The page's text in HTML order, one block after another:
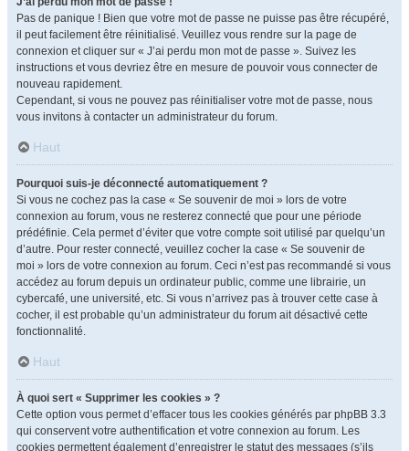
Pas de panique ! Bien que votre mot de passe ne puisse pas être récupéré,
il peut facilement être réinitialisé. Veuillez vous rendre sur la page de
connexion et cliquer sur « J’ai perdu mon mot de passe ». Suivez les
instructions et vous devriez être en mesure de pouvoir vous connecter de
nouveau rapidement.
Cependant, si vous ne pouvez pas réinitialiser votre mot de passe, nous
vous invitons à contacter un administrateur du forum.
Haut
Pourquoi suis-je déconnecté automatiquement ?
Si vous ne cochez pas la case « Se souvenir de moi » lors de votre
connexion au forum, vous ne resterez connecté que pour une période
prédéfinie. Cela permet d’éviter que votre compte soit utilisé par quelqu’un
d’autre. Pour rester connecté, veuillez cocher la case « Se souvenir de
moi » lors de votre connexion au forum. Ceci n’est pas recommandé si vous
accédez au forum depuis un ordinateur public, comme une librairie, un
cybercafé, une université, etc. Si vous n’arrivez pas à trouver cette case à
cocher, il est probable qu’un administrateur du forum ait désactivé cette
fonctionnalité.
Haut
À quoi sert « Supprimer les cookies » ?
Cette option vous permet d’effacer tous les cookies générés par phpBB 3.3
qui conservent votre authentification et votre connexion au forum. Les
cookies permettent également d’enregistrer le statut des messages (s’ils